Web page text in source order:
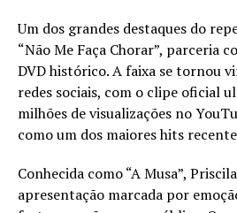
Um dos grandes destaques do
“Não Me Faça Chorar”, parceria
DVD histórico. A faixa se tornou
redes sociais, com o clipe oficial
milhões de visualizações no
como um dos maiores hits
Conhecida como “A Musa”,
apresentação marcada por